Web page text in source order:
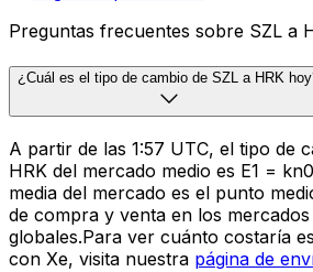
Preguntas frecuentes sobre SZL a
¿Cuál es el tipo de cambio de SZL a HRK
A partir de las 1:57 UTC, el tipo de
HRK del mercado medio es E1 =
media del mercado es el punto
de compra y venta en los mercados
globales.Para ver cuánto costaría
con Xe, visita nuestra página de